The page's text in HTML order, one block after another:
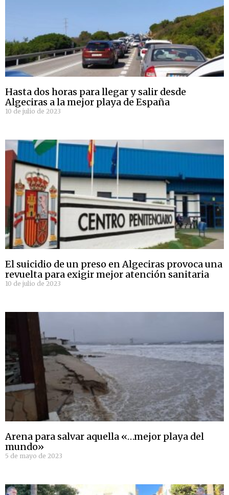
Hasta dos horas para llegar y salir desde
Algeciras a la mejor playa de España
10 de julio de 2023
El suicidio de un preso en Algeciras provoca una
revuelta para exigir mejor atención sanitaria
10 de julio de 2023
Arena para salvar aquella «…mejor playa del
mundo»
5 de mayo de 2023